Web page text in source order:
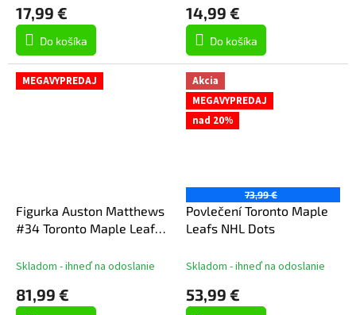
17,99 €
Do košíka
14,99 €
Do košíka
MEGAVYPREDAJ
Figurka Auston Matthews
#34 Toronto Maple Leafs
LIMITED PLATINUM CHASE
Skladom - ihneď na odoslanie
81,99 €
Akcia
MEGAVYPREDAJ
nad 20%
73,99 €
Povlečení Toronto Maple
Leafs NHL Dots
Skladom - ihneď na odoslanie
53,99 €